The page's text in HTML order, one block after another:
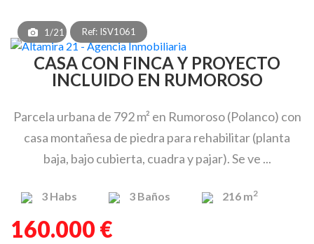
1/21 Ref: ISV1061
CASA CON FINCA Y PROYECTO
INCLUIDO EN RUMOROSO
Parcela urbana de 792 m² en Rumoroso (Polanco) con
casa montañesa de piedra para rehabilitar (planta
baja, bajo cubierta, cuadra y pajar). Se ve ...
3 Habs 3 Baños 216 m2
160.000 €